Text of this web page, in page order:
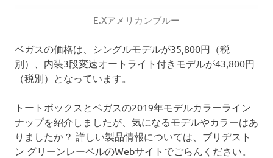
E.Xアメリカンブルー
ベガスの価格は、シングルモデルが35,800円（税
別）、内装3段変速オートライト付きモデルが43,800円
（税別）となっています。
トートボックスとベガスの2019年モデルカラーライン
ナップを紹介しましたが、気になるモデルやカラーはあ
りましたか？ 詳しい製品情報については、ブリヂスト
ン グリーンレーベルのWebサイトでごらんください。